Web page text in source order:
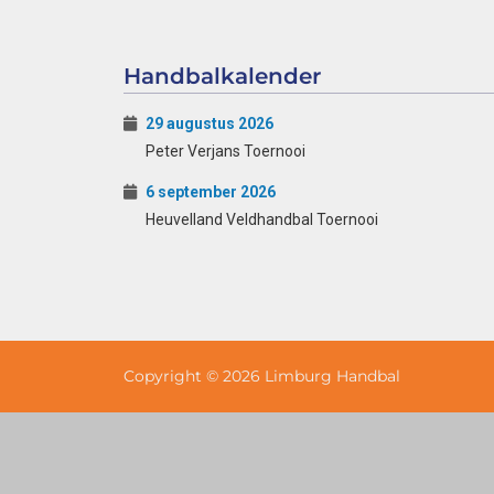
Handbalkalender
29 augustus 2026
Peter Verjans Toernooi
6 september 2026
Heuvelland Veldhandbal Toernooi
Copyright © 2026 Limburg Handbal